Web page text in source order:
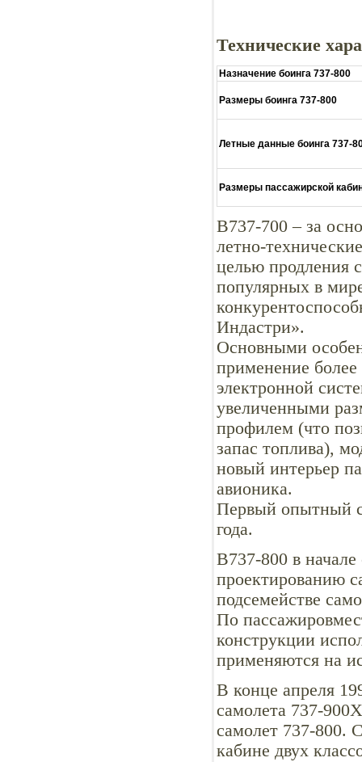
Технические
Назначение боинга 737-800
Размеры боинга 737-800
Летные данные боинга 737-
Размеры пассажирской
В737-700 – за
летно-
целью продления
популярных в
Индастри».
Основными
применение
электронной
увеличенными
профилем (что
запас топлива),
новый интерьер
авионика.
Первый опытный
года.
В737-800 в
проектированию
подсемействе
По
конструкции
применяются на
В конце апреля
самолета 737-
самолет 737-800.
кабине двух